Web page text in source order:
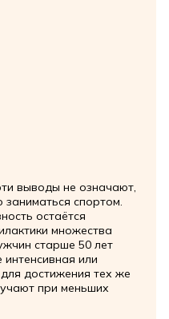
выводы не означают,
спортом.
остаётся
множества
старше 50 лет
или
достижения тех же
при меньших